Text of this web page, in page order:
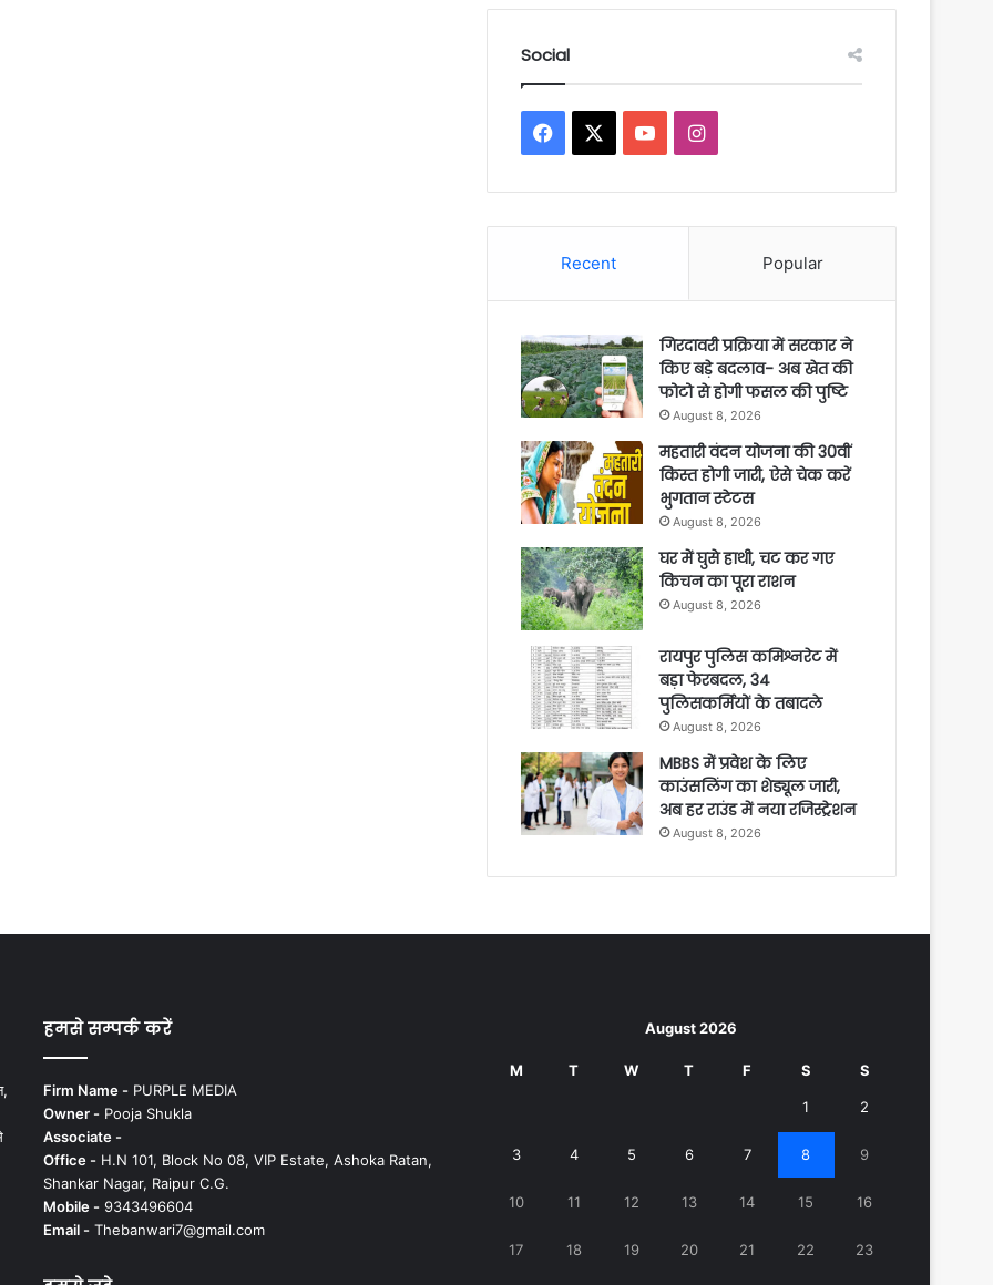
Social
Facebook YouTubeInstagram
Recent Popular
गिरदावरी प्रक्रिया में सरकार ने
किए बड़े बदलाव- अब खेत की
फोटो से होगी फसल की पुष्टि
August 8, 2026
महतारी वंदन योजना की 30वीं
किस्त होगी जारी, ऐसे चेक करें
भुगतान स्टेटस
August 8, 2026
घर में घुसे हाथी, चट कर गए
किचन का पूरा राशन
August 8, 2026
रायपुर पुलिस कमिश्नरेट में
बड़ा फेरबदल, 34
पुलिसकर्मियों के तबादले
August 8, 2026
MBBS में प्रवेश के लिए
काउंसलिंग का शेड्यूल जारी,
अब हर राउंड में नया रजिस्ट्रेशन
August 8, 2026
हमसे सम्पर्क करें
Firm Name -PURPLE MEDIA
Owner -Pooja Shukla
Associate -
Office -H.N 101, Block No 08, VIP Estate, Ashoka Ratan,
Shankar Nagar, Raipur C.G.
Mobile -9343496604
Email - Thebanwari7@gmail.com
August 2026
M T W T F S S
1 2
3 4 5 6 7 8 9
10 11 12 13 14 15 16
17 18 19 20 21 22 23